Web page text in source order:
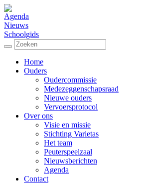
Agenda
Nieuws
Schoolgids
Home
Ouders
Oudercommissie
Medezeggenschapsraad
Nieuwe ouders
Vervoersprotocol
Over ons
Visie en missie
Stichting Varietas
Het team
Peuterspeelzaal
Nieuwsberichten
Agenda
Contact